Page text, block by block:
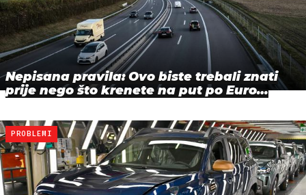
Nepisana pravila: Ovo biste trebali znati
prije nego što krenete na put po Euro…
PROBLEMI